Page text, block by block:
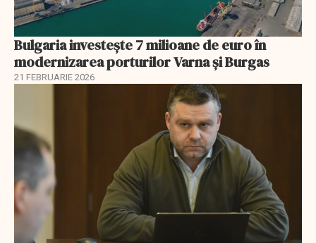
Bulgaria investește 7 milioane de euro în
modernizarea porturilor Varna și Burgas
21 FEBRUARIE 2026